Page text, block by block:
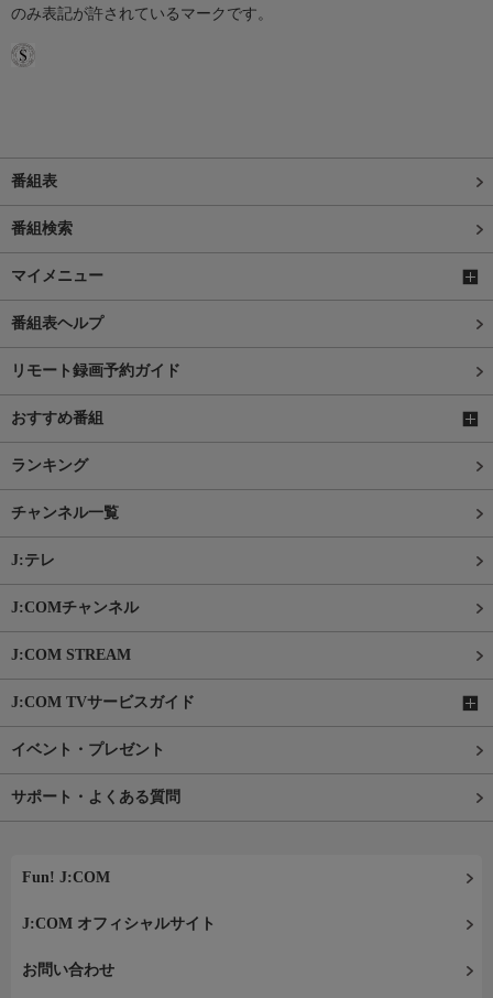
のみ表記が許されているマークです。
番組表
番組検索
マイメニュー
番組表ヘルプ
リモート録画予約ガイド
おすすめ番組
ランキング
チャンネル一覧
J:テレ
J:COMチャンネル
J:COM STREAM
J:COM TVサービスガイド
イベント・プレゼント
サポート・よくある質問
Fun! J:COM
J:COM オフィシャルサイト
お問い合わせ